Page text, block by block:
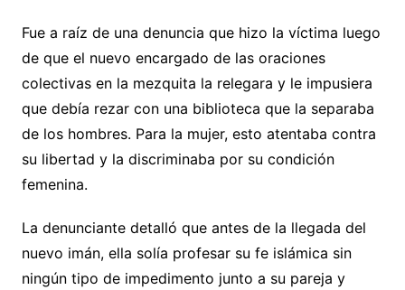
Fue a raíz de una denuncia que hizo la víctima luego
de que el nuevo encargado de las oraciones
colectivas en la mezquita la relegara y le impusiera
que debía rezar con una biblioteca que la separaba
de los hombres. Para la mujer, esto atentaba contra
su libertad y la discriminaba por su condición
femenina.
La denunciante detalló que antes de la llegada del
nuevo imán, ella solía profesar su fe islámica sin
ningún tipo de impedimento junto a su pareja y